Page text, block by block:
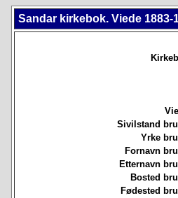
Sandar kirkebok. Viede 1883-
Sivilstand
Yrke
Fornavn
Etternavn
Bosted
Fødested